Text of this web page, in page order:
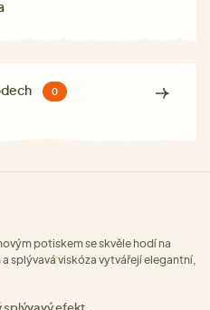
0
potiskem se skvěle hodí na
splývavá viskóza vytvářejí elegantní,
splývavý efekt.